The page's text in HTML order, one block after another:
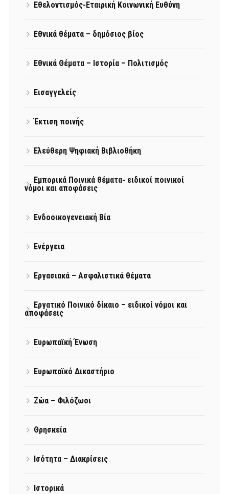
Εθελοντισμός-Εταιρική Κοινωνική Ευθύνη
Εθνικά θέματα – δημόσιος βίος
Εθνικά Θέματα – Ιστορία – Πολιτισμός
Εισαγγελείς
Έκτιση ποινής
Ελεύθερη Ψηφιακή Βιβλιοθήκη
Εμπορικά Ποινικά θέματα- ειδικοί ποινικοί
νόμοι και αποφάσεις
Ενδοοικογενειακή Βία
Ενέργεια
Εργασιακά – Ασφαλιστικά θέματα
Εργατικό Ποινικό δίκαιο – ειδικοί νόμοι και
αποφάσεις
Ευρωπαϊκή Ένωση
Ευρωπαϊκό Δικαστήριο
Ζώα – Φιλόζωοι
Θρησκεία
Ισότητα – Διακρίσεις
Ιστορικά